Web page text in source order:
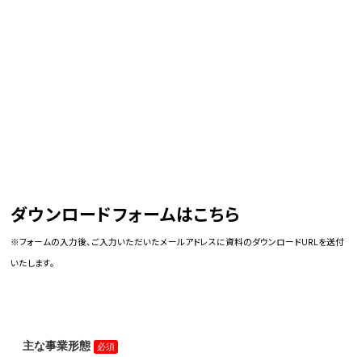
ダウンロードフォームはこちら
※フォームの入力後、ご入力いただいたメールアドレスに資料のダウンロードURLを送付
いたします。